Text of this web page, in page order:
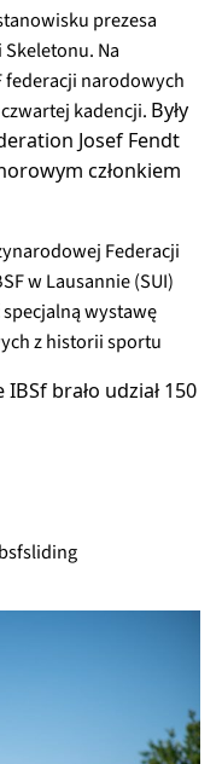
prezesa
Na
federacji narodowych
kadencji. Były
Josef Fendt
członkiem
Federacji
w Lausannie (SUI)
wystawę
z historii sportu
brało udział 150